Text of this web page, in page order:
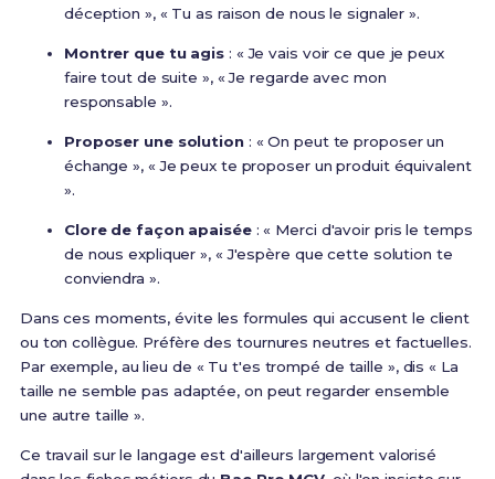
déception », « Tu as raison de nous le signaler ».
Montrer que tu agis : « Je vais voir ce que je peux
faire tout de suite », « Je regarde avec mon
responsable ».
Proposer une solution: « On peut te proposer un
échange », « Je peux te proposer un produit équivalent
».
Clore de façon apaisée: « Merci d'avoir pris le temps
de nous expliquer », « J'espère que cette solution te
conviendra ».
Dans ces moments, évite les formules qui accusent le client
ou ton collègue. Préfère des tournures neutres et factuelles.
Par exemple, au lieu de « Tu t'es trompé de taille », dis « La
taille ne semble pas adaptée, on peut regarder ensemble
une autre taille ».
Ce travail sur le langage est d'ailleurs largement valorisé